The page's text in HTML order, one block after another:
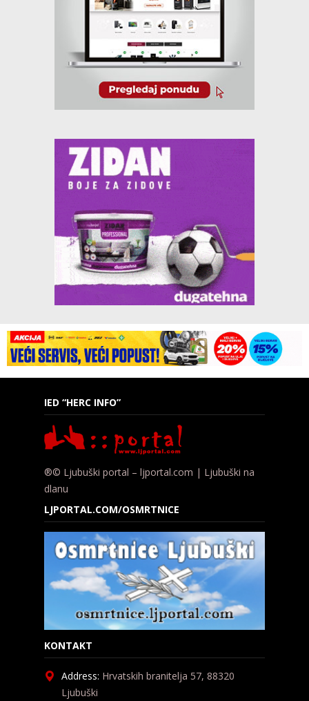
IED “HERC INFO”
®© Ljubuški portal – ljportal.com | Ljubuški na
dlanu
LJPORTAL.COM/OSMRTNICE
KONTAKT
Address: Hrvatskih branitelja 57, 88320
Ljubuški